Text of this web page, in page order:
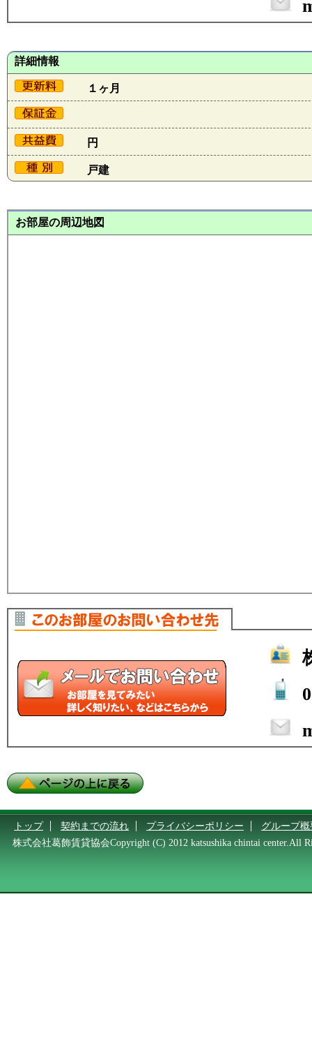
詳細情報
１ヶ月
円
戸建
お部屋の周辺地図
トップ 契約までの流れ プライバシーポリシー
グループ概
株式会社葛飾賃貸協会Copyright (C) 2012 katsushika chintai center.All